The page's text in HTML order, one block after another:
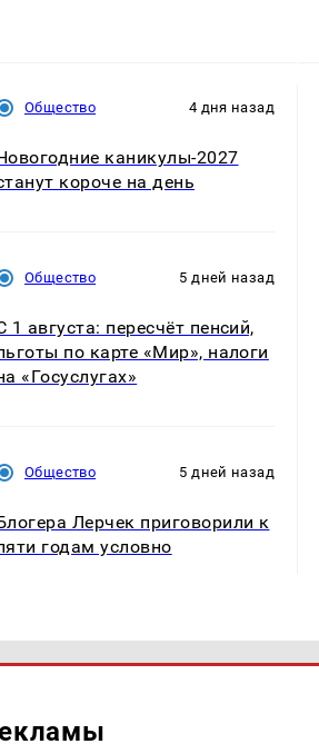
Общество 4 дня назад
каникулы-2027
короче на день
Общество 5 дней назад
1 августа: пересчёт пенсий,
по карте «Мир», налоги
«Госуслугах»
Общество 5 дней назад
Лерчек приговорили к
годам условно